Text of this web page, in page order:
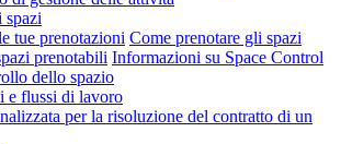
spazi
tue prenotazioni Come prenotare gli spazi
prenotabili Informazioni su Space Control
dello spazio
e flussi di lavoro
per la risoluzione del contratto di un